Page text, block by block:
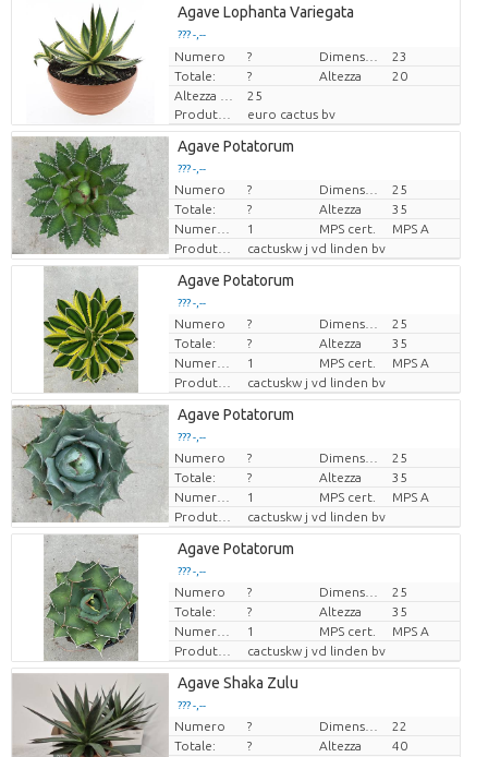
Agave Lophanta Variegata
??? -,--
Prezzo x uno
Numero ?
23
Totale:
? Altezza
20
25
Produttore
euro cactus bv
Agave Potatorum
??? -,--
Prezzo x uno
Numero ?
25
Totale:
? Altezza
35
Numero di piante/vaso
1 MPS cert.
MPS A
Produttore
cactuskw j vd linden bv
Agave Potatorum
??? -,--
Prezzo x uno
Numero ?
25
Totale:
? Altezza
35
Numero di piante/vaso
1 MPS cert.
MPS A
Produttore
cactuskw j vd linden bv
Agave Potatorum
??? -,--
Prezzo x uno
Numero ?
25
Totale:
? Altezza
35
Numero di piante/vaso
1 MPS cert.
MPS A
Produttore
cactuskw j vd linden bv
Agave Potatorum
??? -,--
Prezzo x uno
Numero ?
25
Totale:
? Altezza
35
Numero di piante/vaso
1 MPS cert.
MPS A
Produttore
cactuskw j vd linden bv
Agave Shaka Zulu
??? -,--
Prezzo x uno
Numero ?
22
Totale:
? Altezza
40